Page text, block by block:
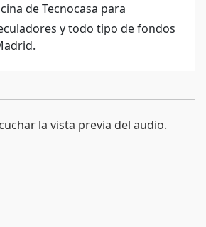
de Tecnocasa para
y todo tipo de fondos